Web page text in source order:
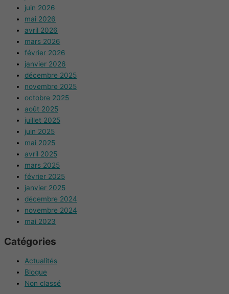
juin 2026
mai 2026
avril 2026
mars 2026
février 2026
janvier 2026
décembre 2025
novembre 2025
octobre 2025
août 2025
juillet 2025
juin 2025
mai 2025
avril 2025
mars 2025
février 2025
janvier 2025
décembre 2024
novembre 2024
mai 2023
Catégories
Actualités
Blogue
Non classé